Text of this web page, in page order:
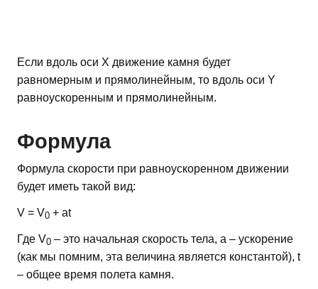
Если вдоль оси Х движение камня будет
равномерным и прямолинейным, то вдоль оси Y
равноускоренным и прямолинейным.
Формула
Формула скорости при равноускоренном движении
будет иметь такой вид:
V = V0 + at
Где V0 – это начальная скорость тела, а – ускорение
(как мы помним, эта величина является константой), t
– общее время полета камня.